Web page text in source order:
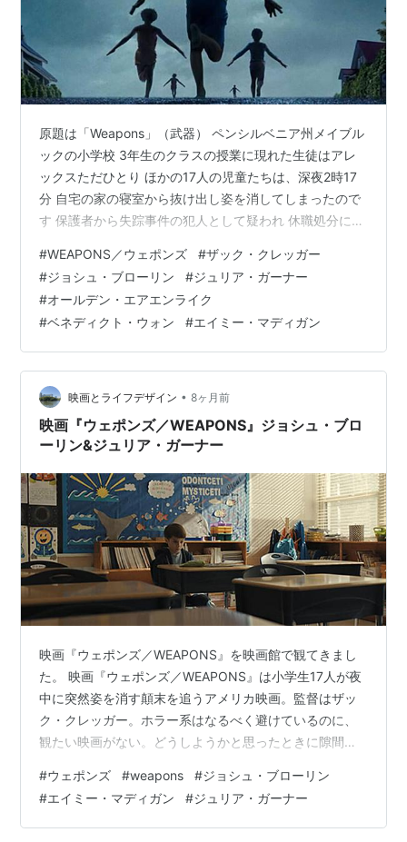
原題は「Weapons」（武器） ペンシルベニア州メイブル
ックの小学校 3年生のクラスの授業に現れた生徒はアレ
ックスただひとり ほかの17人の児童たちは、深夜2時17
分 自宅の家の寝室から抜け出し姿を消してしまったので
す 保護者から失踪事件の犯人として疑われ 休職処分にな
明しようと、アレックスの家を訪れると 家の窓は内側か
ら新聞紙でふさがれていました 今年度、全米トップのホ
ラー映画で 日本で公開されてからも面白いと話題になっ
ていますね 3,800万ドルの製作費に対して（現時点で）2
億6,830万ドルもの 興行収入を記録しているということ
です …
#WEAPONS／ウェポンズ #ザック・クレッガー
#ジョシュ・ブローリン #ジュリア・ガーナー
#オールデン・エアエンライク
#ベネディクト・ウォン #エイミー・マディガン
映画とライフデザイン • 8ヶ月前
映画『ウェポンズ／WEAPONS』ジョシュ・ブロ
ーリン&ジュリア・ガーナー
映画『ウェポンズ／WEAPONS』を映画館で観てきまし
た。 映画『ウェポンズ／WEAPONS』は小学生17人が夜
中に突然姿を消す顛末を追うアメリカ映画。監督はザッ
ク・クレッガー。ホラー系はなるべく避けているのに、
観たい映画がない。どうしようかと思ったときに隙間時
わってもなかなか感想が頭の中でまとまらない。物語は
単線的に進むのではなく、複数の人物の視点を切り替え
ながら進む群像劇形式で構築される。ブログ記事を何日
#ウェポンズ #weapons #ジョシュ・ブローリン
#エイミー・マディガン #ジュリア・ガーナー